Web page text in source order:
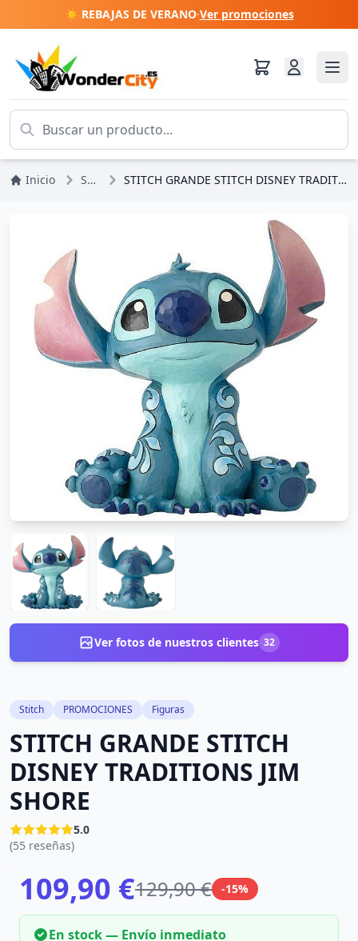
☀️ REBAJAS DE VERANO·Ver promociones
Inicio Stitch STITCH GRANDE STITCH DISNEY TRADITIONS JIM SHORE
Ver fotos de nuestros clientes 32
Stitch PROMOCIONES Figuras
STITCH GRANDE STITCH
DISNEY TRADITIONS JIM
SHORE
5.0
(55 reseñas)
109,90 €129,90 € -15%
En stock — Envío inmediato